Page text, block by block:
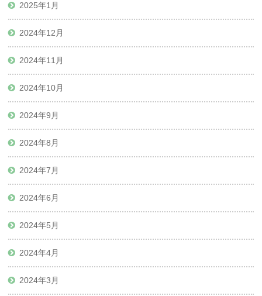
2025年1月
2024年12月
2024年11月
2024年10月
2024年9月
2024年8月
2024年7月
2024年6月
2024年5月
2024年4月
2024年3月